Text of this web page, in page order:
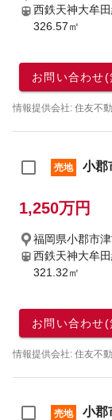
西鉄天神大牟
326.57㎡
お問い合わせ(
情報提供会社: 住友不
売地 小郡
1,250万円
福岡県小郡市
西鉄天神大牟
321.32㎡
お問い合わせ(
情報提供会社: 住友不
売地 小郡